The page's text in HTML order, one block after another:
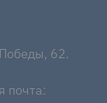
62.
почта: